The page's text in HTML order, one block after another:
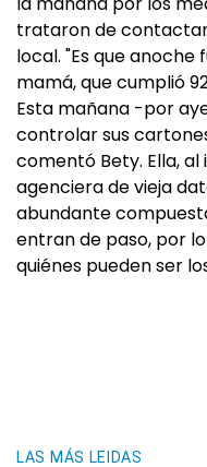
trataron de
local. "Es que
mamá, que cumplió
Esta mañana -por
controlar sus
comentó Bety. Ella, al
agenciera de vieja
abundante
entran de paso, por
quiénes pueden ser
LAS MÁS LEIDAS